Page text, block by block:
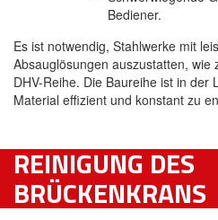
Bediener.
Es ist notwendig, Stahlwerke mit
Absauglösungen auszustatten,
DHV-Reihe. Die Baureihe ist in der
Material effizient und konstant zu
REINIGUNG DES
BRÜCKENKRANS